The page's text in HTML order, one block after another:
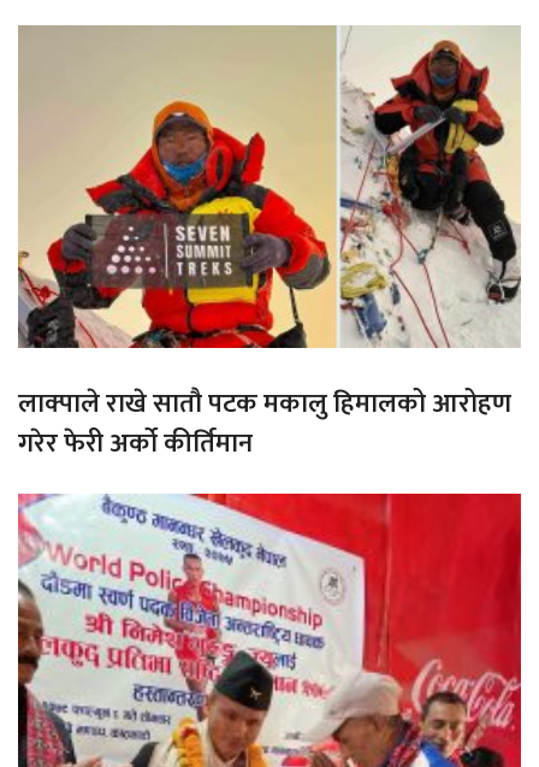
लाक्पाले राखे सातौ पटक मकालु हिमालको आरोहण
गरेर फेरी अर्को कीर्तिमान